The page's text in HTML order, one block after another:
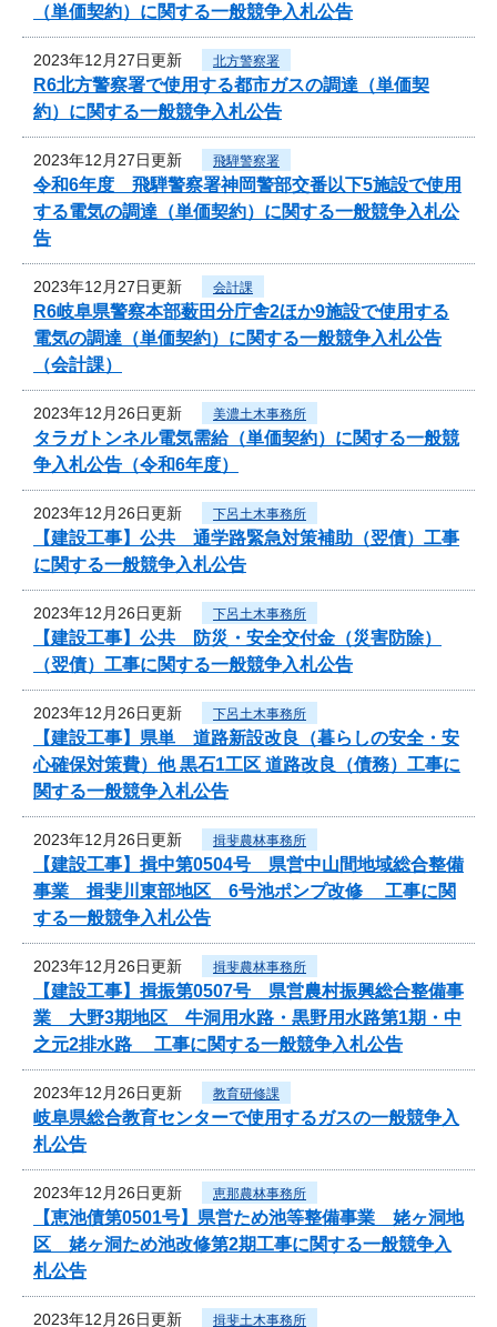
（単価契約）に関する一般競争入札公告
2023年12月27日更新 北方警察署
R6北方警察署で使用する都市ガスの調達（単価契
約）に関する一般競争入札公告
2023年12月27日更新 飛騨警察署
令和6年度 飛騨警察署神岡警部交番以下5施設で使用
する電気の調達（単価契約）に関する一般競争入札公
告
2023年12月27日更新 会計課
R6岐阜県警察本部薮田分庁舎2ほか9施設で使用する
電気の調達（単価契約）に関する一般競争入札公告
（会計課）
2023年12月26日更新 美濃土木事務所
タラガトンネル電気需給（単価契約）に関する一般競
争入札公告（令和6年度）
2023年12月26日更新 下呂土木事務所
【建設工事】公共 通学路緊急対策補助（翌債）工事
に関する一般競争入札公告
2023年12月26日更新 下呂土木事務所
【建設工事】公共 防災・安全交付金（災害防除）
（翌債）工事に関する一般競争入札公告
2023年12月26日更新 下呂土木事務所
【建設工事】県単 道路新設改良（暮らしの安全・安
心確保対策費）他 黒石1工区 道路改良（債務）工事に
関する一般競争入札公告
2023年12月26日更新 揖斐農林事務所
【建設工事】揖中第0504号 県営中山間地域総合整備
事業 揖斐川東部地区 6号池ポンプ改修 工事に関
する一般競争入札公告
2023年12月26日更新 揖斐農林事務所
【建設工事】揖振第0507号 県営農村振興総合整備事
業 大野3期地区 牛洞用水路・黒野用水路第1期・中
之元2排水路 工事に関する一般競争入札公告
2023年12月26日更新 教育研修課
岐阜県総合教育センターで使用するガスの一般競争入
札公告
2023年12月26日更新 恵那農林事務所
【恵池債第0501号】県営ため池等整備事業 姥ヶ洞地
区 姥ヶ洞ため池改修第2期工事に関する一般競争入
札公告
2023年12月26日更新 揖斐土木事務所